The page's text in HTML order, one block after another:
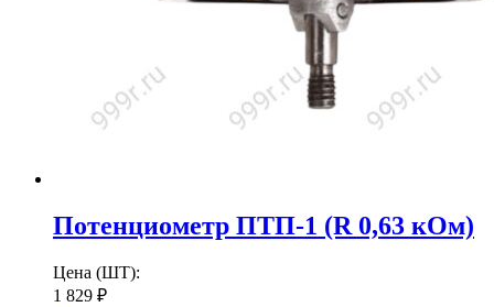
Потенциометр ПТП-1 (R 0,63 кОм)
Цена (ШТ):
1 829 ₽